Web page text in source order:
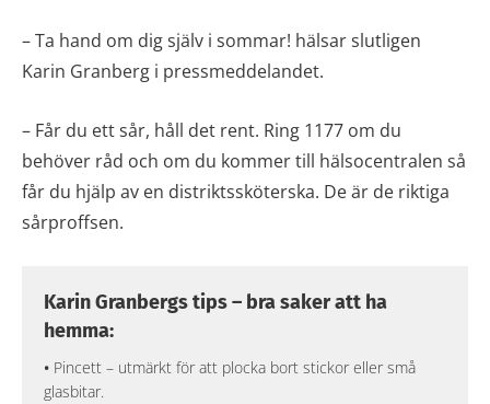
– Ta hand om dig själv i sommar! hälsar slutligen
Karin Granberg i pressmeddelandet.
– Får du ett sår, håll det rent. Ring 1177 om du
behöver råd och om du kommer till hälsocentralen så
får du hjälp av en distriktssköterska. De är de riktiga
sårproffsen.
Karin Granbergs tips – bra saker att ha
hemma:
• Pincett – utmärkt för att plocka bort stickor eller små
glasbitar.